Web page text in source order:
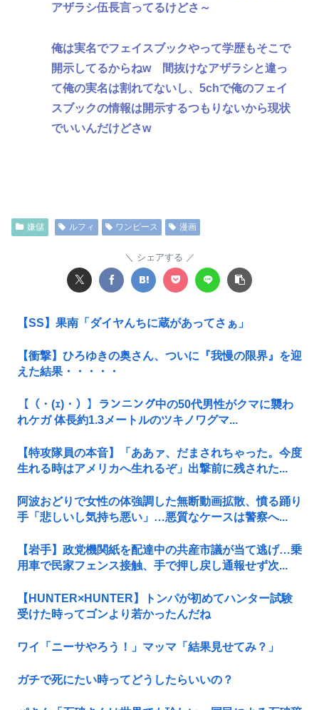
アザラシ伍長言ってるけどさ～
俺は実名でフェイスブックやって学歴もそこで
開示してるからねw 間抜けなアザラシと違っ
て俺の実名は割れてないし、5chで俺のフェイ
スブックの情報は開示するつもりないから現状
でいいんだけどさw
嫌儲 ルフィ ワンピース 漫画
シェアする
【SS】果南「ダイヤんちに蔵があってさぁ」
【衝撃】ひろゆきの奥さん、ついに『我慢の限界』を迎
えた結果・・・・・
【（・(ｪ)・）】ランニング中の50代男性がクマに襲わ
れケガ 体長約1.3メートルのツキノワグマ...
【特攻隊員の本音】「ああァ、だまされちゃった。今度
生れる時はアメリカへ生れるぞ」出撃前に残された...
阿波おどりで女性の体強調した無断動画拡散、憤る踊り
手「悲しいし気持ち悪い」…悪質なケースは警察へ...
【岩手】政党機関紙を配達中の共産市議が当て逃げ…乗
用車で民家フェンス接触、手で押し戻し通報せず次...
【HUNTER×HUNTER】トンパが初めてハンター試験
受けた時ってゴンより若かったんだね
ワイ「ニーサやろう！」マッマ「結果見せてみ？」
ガチで死にたい時ってどうしたらいいの？